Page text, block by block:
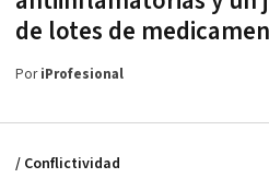
de lotes de
PoriProfesional
/ Conflictividad